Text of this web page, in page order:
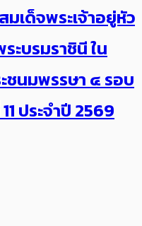
มเด็จพระเจ้าอยู่หัว
ะบรมราชินี ใน
ชนมพรรษา ๔ รอบ
ประจำปี 2569